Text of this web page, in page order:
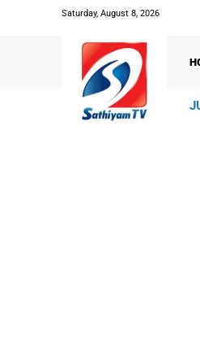
Saturday, August 8, 2026